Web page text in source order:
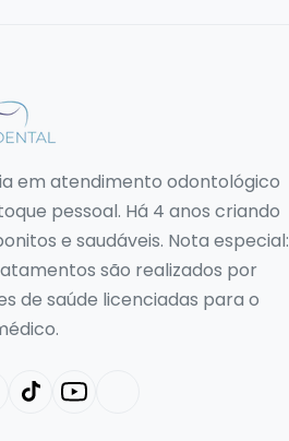
em atendimento odontológico
pessoal. Há 4 anos criando
e saudáveis. Nota especial:
são realizados por
de saúde licenciadas para o